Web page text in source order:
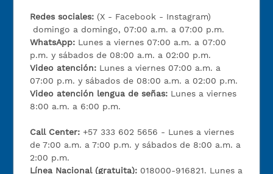
Redes sociales: (X - Facebook - Instagram)
domingo a domingo, 07:00 a.m. a 07:00 p.m.
WhatsApp: Lunes a viernes 07:00 a.m. a 07:00
p.m. y sábados de 08:00 a.m. a 02:00 p.m.
Video atención: Lunes a viernes 07:00 a.m. a
07:00 p.m. y sábados de 08:00 a.m. a 02:00 p.m.
Video atención lengua de señas: Lunes a viernes
8:00 a.m. a 6:00 p.m.
Call Center:+57 333 602 5656 - Lunes a viernes
de 7:00 a.m. a 7:00 p.m. y sábados de 8:00 a.m. a
2:00 p.m.
Línea Nacional (gratuita): 018000-916821. Lunes a